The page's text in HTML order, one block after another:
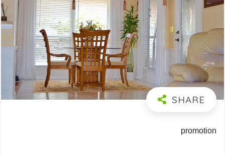
promotion